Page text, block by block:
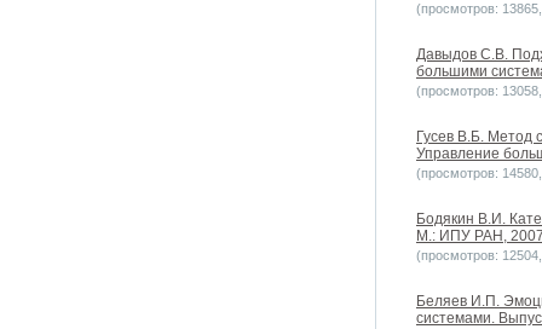
(просмотров:
Давыдов С.В.
большими
(просмотров:
Гусев В.Б. Метод
Управление
(просмотров:
Бодякин В.И.
М.: ИПУ РАН,
(просмотров:
Беляев И.П.
системами.